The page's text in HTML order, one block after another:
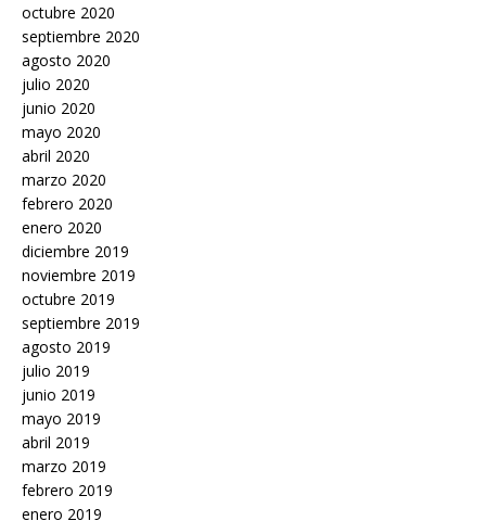
octubre 2020
septiembre 2020
agosto 2020
julio 2020
junio 2020
mayo 2020
abril 2020
marzo 2020
febrero 2020
enero 2020
diciembre 2019
noviembre 2019
octubre 2019
septiembre 2019
agosto 2019
julio 2019
junio 2019
mayo 2019
abril 2019
marzo 2019
febrero 2019
enero 2019